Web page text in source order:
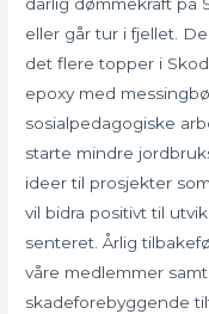
dårlig dømmekraft på
eller går tur i fjellet.
det flere topper i
epoxy med
sosialpedagogiske
starte mindre
ideer til prosjekter
vil bidra positivt til
senteret. Årlig
våre medlemmer
skadeforebyggende